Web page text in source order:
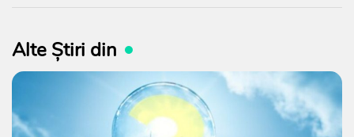
Alte Știri din